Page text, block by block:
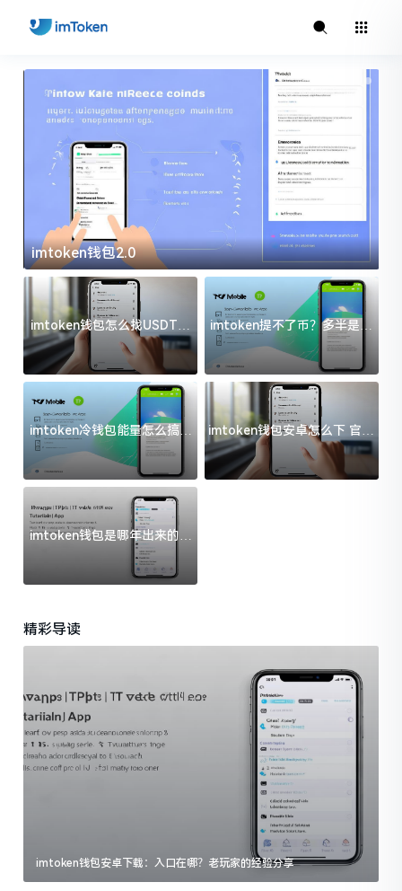
imtoken钱包2.0
imtoken钱包怎么找USDT地
址？三步搞定不踩坑
imtoken提不了币？多半是这
几件事没处理好
imtoken冷钱包能量怎么搞？
过来人告诉你门道
imtoken钱包安卓怎么下 官方
渠道避坑指南
imtoken钱包是哪年出来的？
一文给你说清楚
精彩导读
imtoken钱包安卓下载：入口在哪？老玩家的经验分享